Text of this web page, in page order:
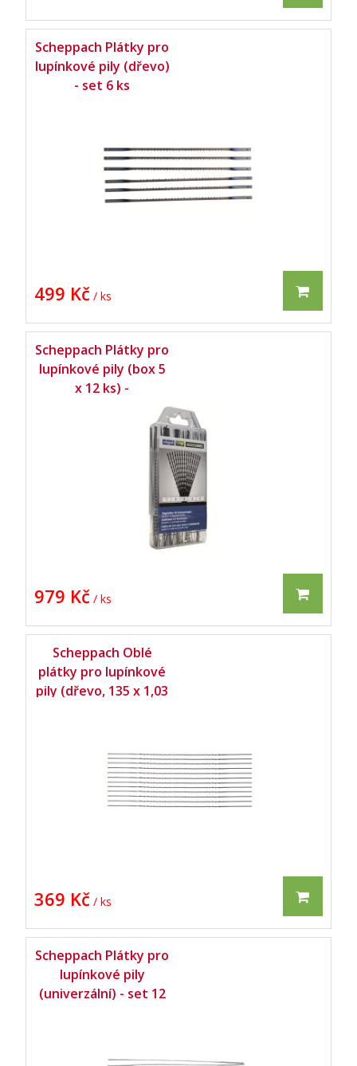
Scheppach Plátky pro
lupínkové pily (dřevo)
- set 6 ks
499 Kč / ks
Scheppach Plátky pro
lupínkové pily (box 5
x 12 ks) -
979 Kč / ks
Scheppach Oblé
plátky pro lupínkové
pily (dřevo, 135 x 1,03
369 Kč / ks
Scheppach Plátky pro
lupínkové pily
(univerzální) - set 12